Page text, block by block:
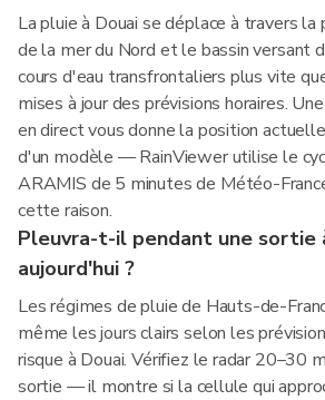
La pluie à Douai se déplace à travers
de la mer du Nord et le bassin versant
cours d'eau transfrontaliers plus vite
mises à jour des prévisions horaires.
en direct vous donne la position
d'un modèle — RainViewer utilise le
ARAMIS de 5 minutes de Météo-
cette raison.
Pleuvra-t-il pendant une sortie
aujourd'hui ?
Les régimes de pluie de Hauts-de-
même les jours clairs selon les
risque à Douai. Vérifiez le radar 20–30
sortie — il montre si la cellule qui